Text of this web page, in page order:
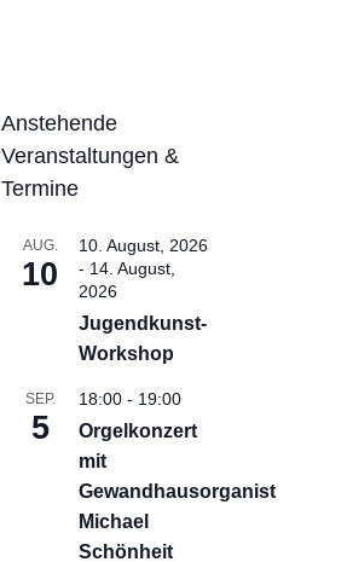
Anstehende
Veranstaltungen &
Termine
AUG.
10
10. August, 2026
- 14. August,
2026
Jugendkunst-
Workshop
SEP.
5
18:00 - 19:00
Orgelkonzert
mit
Gewandhausorganist
Michael
Schönheit